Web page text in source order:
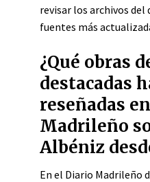
revisar los archivos
fuentes más
¿Qué obras
destacadas
reseñadas
Madrileño
Albéniz
En el Diario Madrileño